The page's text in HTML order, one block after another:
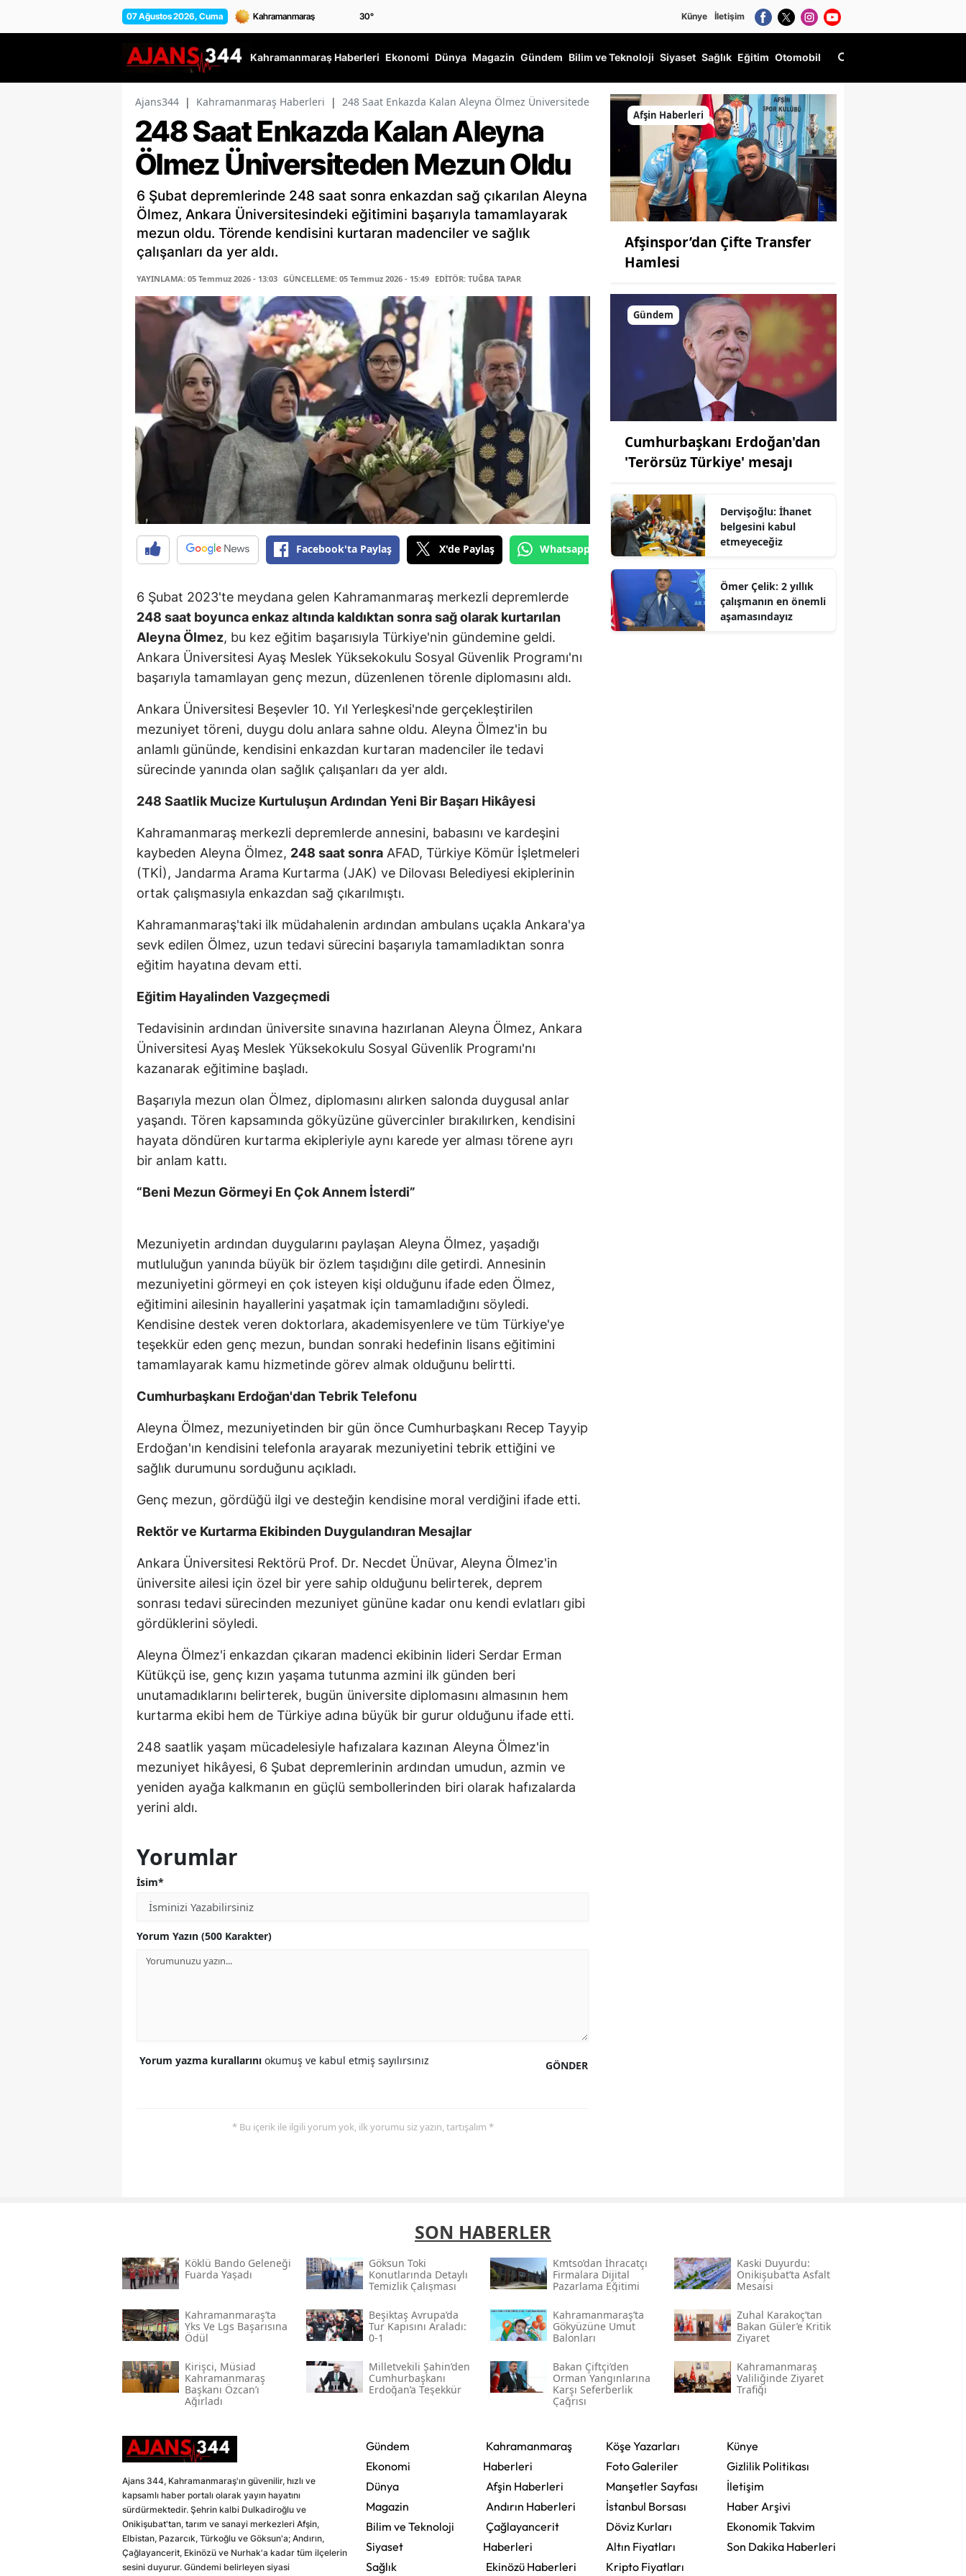
07 Ağustos 2026, Cuma 30° Künye İletişim
Kahramanmaraş Haberleri Ekonomi Dünya Magazin Gündem Bilim ve Teknoloji Siyaset Sağlık Eğitim Otomobil
Ajans344 | Kahramanmaraş Haberleri | 248 Saat Enkazda Kalan Aleyna Ölmez Üniversiteden Mezun Oldu
248 Saat Enkazda Kalan Aleyna
Ölmez Üniversiteden Mezun Oldu
6 Şubat depremlerinde 248 saat sonra enkazdan sağ çıkarılan Aleyna
Ölmez, Ankara Üniversitesindeki eğitimini başarıyla tamamlayarak
mezun oldu. Törende kendisini kurtaran madenciler ve sağlık
çalışanları da yer aldı.
YAYINLAMA: 05 Temmuz 2026 - 13:03 GÜNCELLEME: 05 Temmuz 2026 - 15:49 EDİTÖR: TUĞBA TAPAR
Facebook'ta Paylaş X'de Paylaş Whatsapp'tan Gönder
6 Şubat 2023'te meydana gelen Kahramanmaraş merkezli depremlerde
248 saat boyunca enkaz altında kaldıktan sonra sağ olarak kurtarılan
Aleyna Ölmez, bu kez eğitim başarısıyla Türkiye'nin gündemine geldi.
Ankara Üniversitesi Ayaş Meslek Yüksekokulu Sosyal Güvenlik Programı'nı
başarıyla tamamlayan genç mezun, düzenlenen törenle diplomasını aldı.
Ankara Üniversitesi Beşevler 10. Yıl Yerleşkesi'nde gerçekleştirilen
mezuniyet töreni, duygu dolu anlara sahne oldu. Aleyna Ölmez'in bu
anlamlı gününde, kendisini enkazdan kurtaran madenciler ile tedavi
sürecinde yanında olan sağlık çalışanları da yer aldı.
248 Saatlik Mucize Kurtuluşun Ardından Yeni Bir Başarı Hikâyesi
Kahramanmaraş merkezli depremlerde annesini, babasını ve kardeşini
kaybeden Aleyna Ölmez, 248 saat sonra AFAD, Türkiye Kömür İşletmeleri
(TKİ), Jandarma Arama Kurtarma (JAK) ve Dilovası Belediyesi ekiplerinin
ortak çalışmasıyla enkazdan sağ çıkarılmıştı.
Kahramanmaraş'taki ilk müdahalenin ardından ambulans uçakla Ankara'ya
sevk edilen Ölmez, uzun tedavi sürecini başarıyla tamamladıktan sonra
eğitim hayatına devam etti.
Eğitim Hayalinden Vazgeçmedi
Tedavisinin ardından üniversite sınavına hazırlanan Aleyna Ölmez, Ankara
Üniversitesi Ayaş Meslek Yüksekokulu Sosyal Güvenlik Programı'nı
kazanarak eğitimine başladı.
Başarıyla mezun olan Ölmez, diplomasını alırken salonda duygusal anlar
yaşandı. Tören kapsamında gökyüzüne güvercinler bırakılırken, kendisini
hayata döndüren kurtarma ekipleriyle aynı karede yer alması törene ayrı
bir anlam kattı.
“Beni Mezun Görmeyi En Çok Annem İsterdi”
Mezuniyetin ardından duygularını paylaşan Aleyna Ölmez, yaşadığı
mutluluğun yanında büyük bir özlem taşıdığını dile getirdi. Annesinin
mezuniyetini görmeyi en çok isteyen kişi olduğunu ifade eden Ölmez,
eğitimini ailesinin hayallerini yaşatmak için tamamladığını söyledi.
Kendisine destek veren doktorlara, akademisyenlere ve tüm Türkiye'ye
teşekkür eden genç mezun, bundan sonraki hedefinin lisans eğitimini
tamamlayarak kamu hizmetinde görev almak olduğunu belirtti.
Cumhurbaşkanı Erdoğan'dan Tebrik Telefonu
Aleyna Ölmez, mezuniyetinden bir gün önce Cumhurbaşkanı Recep Tayyip
Erdoğan'ın kendisini telefonla arayarak mezuniyetini tebrik ettiğini ve
sağlık durumunu sorduğunu açıkladı.
Genç mezun, gördüğü ilgi ve desteğin kendisine moral verdiğini ifade etti.
Rektör ve Kurtarma Ekibinden Duygulandıran Mesajlar
Ankara Üniversitesi Rektörü Prof. Dr. Necdet Ünüvar, Aleyna Ölmez'in
üniversite ailesi için özel bir yere sahip olduğunu belirterek, deprem
sonrası tedavi sürecinden mezuniyet gününe kadar onu kendi evlatları gibi
gördüklerini söyledi.
Aleyna Ölmez'i enkazdan çıkaran madenci ekibinin lideri Serdar Erman
Kütükçü ise, genç kızın yaşama tutunma azmini ilk günden beri
unutamadıklarını belirterek, bugün üniversite diplomasını almasının hem
kurtarma ekibi hem de Türkiye adına büyük bir gurur olduğunu ifade etti.
248 saatlik yaşam mücadelesiyle hafızalara kazınan Aleyna Ölmez'in
mezuniyet hikâyesi, 6 Şubat depremlerinin ardından umudun, azmin ve
yeniden ayağa kalkmanın en güçlü sembollerinden biri olarak hafızalarda
yerini aldı.
Yorumlar
İsim*
Yorum Yazın (500 Karakter)
GÖNDER
Yorum yazma kurallarını okumuş ve kabul etmiş sayılırsınız
* Bu içerik ile ilgili yorum yok, ilk yorumu siz yazın, tartışalım *
Afşin Haberleri
Afşinspor’dan Çifte Transfer
Hamlesi
Gündem
Cumhurbaşkanı Erdoğan'dan
'Terörsüz Türkiye' mesajı
Dervişoğlu: İhanet
belgesini kabul
etmeyeceğiz
Ömer Çelik: 2 yıllık
çalışmanın en önemli
aşamasındayız
SON HABERLER
Köklü Bando Geleneği
Fuarda Yaşadı
Göksun Toki̇
Konutlarında Detaylı
Temizlik Çalışması
Kmtso’dan İhracatçı
Firmalara Dijital
Pazarlama Eğitimi
Kaski̇ Duyurdu:
Onikişubat’ta Asfalt
Mesaisi
Kahramanmaraş’ta
Yks Ve Lgs Başarısına
Ödül
Beşiktaş Avrupa’da
Tur Kapısını Araladı:
0-1
Kahramanmaraş’ta
Gökyüzüne Umut
Balonları
Zuhal Karakoç’tan
Bakan Güler’e Kritik
Ziyaret
Kirişci, Müsi̇ad
Kahramanmaraş
Başkanı Özcan’ı
Ağırladı
Milletvekili Şahin’den
Cumhurbaşkanı
Erdoğan’a Teşekkür
Bakan Çiftçi’den
Orman Yangınlarına
Karşı Seferberlik
Çağrısı
Kahramanmaraş
Valiliğinde Ziyaret
Trafiği
Ajans 344, Kahramanmaraş'ın güvenilir, hızlı ve
kapsamlı haber portalı olarak yayın hayatını
sürdürmektedir. Şehrin kalbi Dulkadiroğlu ve
Onikişubat'tan, tarım ve sanayi merkezleri Afşin,
Elbistan, Pazarcık, Türkoğlu ve Göksun'a; Andırın,
Çağlayancerit, Ekinözü ve Nurhak'a kadar tüm ilçelerin
sesini duyurur. Gündemi belirleyen siyasi
Gündem
Ekonomi
Dünya
Magazin
Bilim ve Teknoloji
Siyaset
Sağlık
Kahramanmaraş
Haberleri
Afşin Haberleri
Andırın Haberleri
Çağlayancerit
Haberleri
Ekinözü Haberleri
Köşe Yazarları
Foto Galeriler
Manşetler Sayfası
İstanbul Borsası
Döviz Kurları
Altın Fiyatları
Kripto Fiyatları
Künye
Gizlilik Politikası
İletişim
Haber Arşivi
Ekonomik Takvim
Son Dakika Haberleri